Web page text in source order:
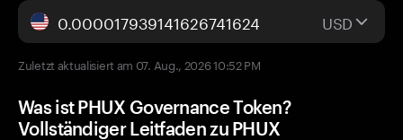
USD
Zuletzt aktualisiert am 07. Aug., 2026 10:52 PM
Was ist PHUX Governance Token?
Vollständiger Leitfaden zu PHUX